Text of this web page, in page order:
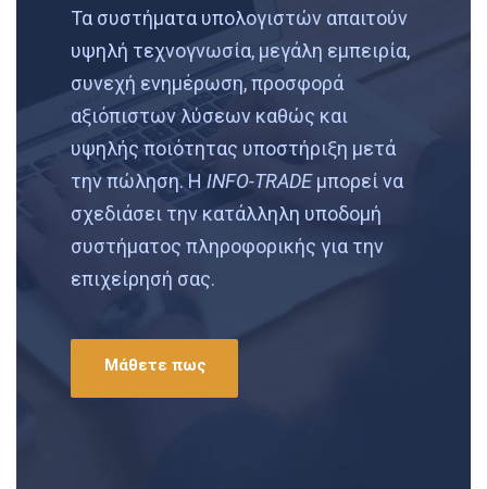
Τα συστήματα υπολογιστών απαιτούν
υψηλή τεχνογνωσία, μεγάλη εμπειρία,
συνεχή ενημέρωση, προσφορά
αξιόπιστων λύσεων καθώς και
υψηλής ποιότητας υποστήριξη μετά
την πώληση. H INFO-TRADEμπορεί να
σχεδιάσει την κατάλληλη υποδομή
συστήματος πληροφορικής για την
επιχείρησή σας.
Μάθετε πως